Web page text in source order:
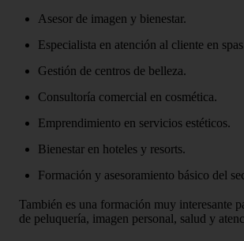
Asesor de imagen y bienestar.
Especialista en atención al cliente en
Gestión de centros de belleza.
Consultoría comercial en cosmética.
Emprendimiento en servicios estéticos.
Bienestar en hoteles y resorts.
Formación y asesoramiento básico del
También es una formación muy interesante
de peluquería, imagen personal, salud y